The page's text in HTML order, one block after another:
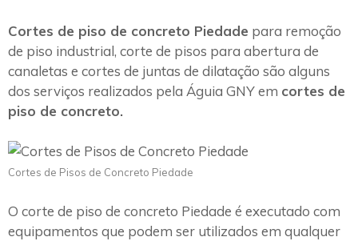
Cortes de piso de concreto Piedade para remoção
de piso industrial, corte de pisos para abertura de
canaletas e cortes de juntas de dilatação são alguns
dos serviços realizados pela Águia GNY em cortes de
piso de concreto.
Cortes de Pisos de Concreto Piedade
O corte de piso de concreto Piedade é executado com
equipamentos que podem ser utilizados em qualquer